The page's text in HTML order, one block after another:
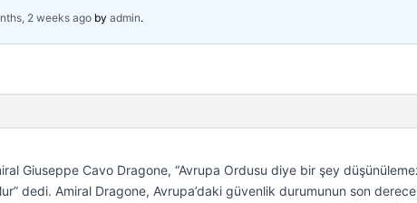
2 weeks ago by admin.
Giuseppe Cavo Dragone, “Avrupa Ordusu diye bir şey
dedi. Amiral Dragone, Avrupa’daki güvenlik durumunun son derece